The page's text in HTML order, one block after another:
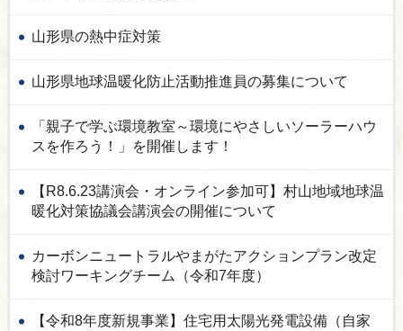
山形県の熱中症対策
山形県地球温暖化防止活動推進員の募集について
「親子で学ぶ環境教室～環境にやさしいソーラーハウ
スを作ろう！」を開催します！
【R8.6.23講演会・オンライン参加可】村山地域地球温
暖化対策協議会講演会の開催について
カーボンニュートラルやまがたアクションプラン改定
検討ワーキングチーム（令和7年度）
【令和8年度新規事業】住宅用太陽光発電設備（自家